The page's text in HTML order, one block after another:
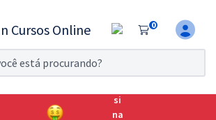
0
11
Teste grátis por 7 dias!
Até Passar